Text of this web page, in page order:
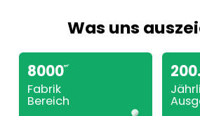
Was uns
8000m²
Fabrik
Bereich